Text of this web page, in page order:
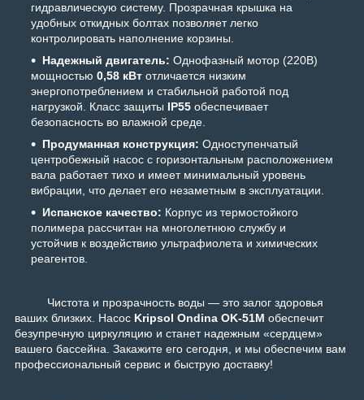
гидравлическую систему. Прозрачная крышка на
удобных откидных болтах позволяет легко
контролировать наполнение корзины.
Надежный двигатель: Однофазный мотор (220В)
мощностью 0,58 кВт отличается низким
энергопотреблением и стабильной работой под
нагрузкой. Класс защиты IP55 обеспечивает
безопасность во влажной среде.
Продуманная конструкция: Одноступенчатый
центробежный насос с горизонтальным расположением
вала работает тихо и имеет минимальный уровень
вибрации, что делает его незаметным в эксплуатации.
Испанское качество: Корпус из термостойкого
полимера рассчитан на многолетнюю службу и
устойчив к воздействию ультрафиолета и химических
реагентов.
Чистота и прозрачность воды — это залог здоровья
ваших близких. Насос Kripsol Ondina OK-51M обеспечит
безупречную циркуляцию и станет надежным «сердцем»
вашего бассейна. Закажите его сегодня, и мы обеспечим вам
профессиональный сервис и быструю доставку!